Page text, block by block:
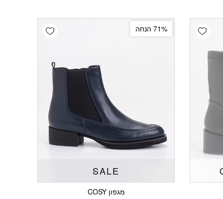
Add wishlist
Add wishlist 71% הנחה
SALE
מגפון COSY